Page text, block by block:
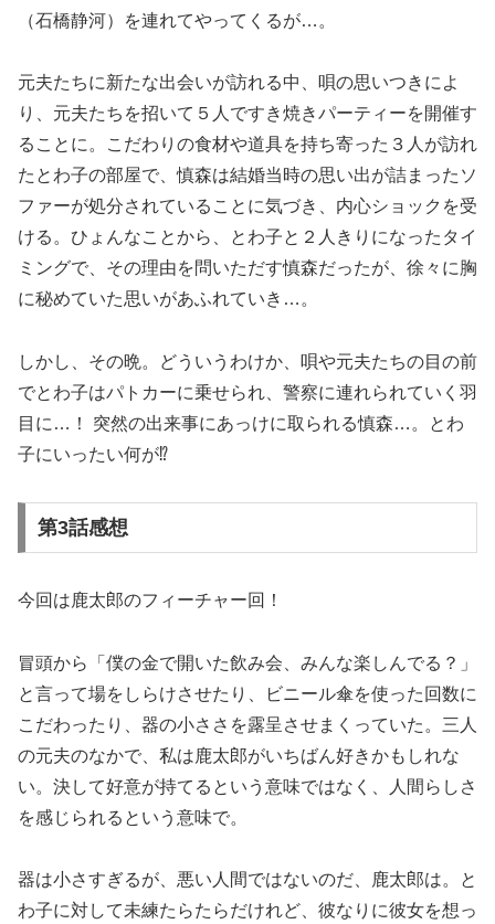
（石橋静河）を連れてやってくるが…。
元夫たちに新たな出会いが訪れる中、唄の思いつきによ
り、元夫たちを招いて５人ですき焼きパーティーを開催す
ることに。こだわりの食材や道具を持ち寄った３人が訪れ
たとわ子の部屋で、慎森は結婚当時の思い出が詰まったソ
ファーが処分されていることに気づき、内心ショックを受
ける。ひょんなことから、とわ子と２人きりになったタイ
ミングで、その理由を問いただす慎森だったが、徐々に胸
に秘めていた思いがあふれていき…。
しかし、その晩。どういうわけか、唄や元夫たちの目の前
でとわ子はパトカーに乗せられ、警察に連れられていく羽
目に…！ 突然の出来事にあっけに取られる慎森…。とわ
子にいったい何が⁉
第3話感想
今回は鹿太郎のフィーチャー回！
冒頭から「僕の金で開いた飲み会、みんな楽しんでる？」
と言って場をしらけさせたり、ビニール傘を使った回数に
こだわったり、器の小ささを露呈させまくっていた。三人
の元夫のなかで、私は鹿太郎がいちばん好きかもしれな
い。決して好意が持てるという意味ではなく、人間らしさ
を感じられるという意味で。
器は小さすぎるが、悪い人間ではないのだ、鹿太郎は。と
わ子に対して未練たらたらだけれど、彼なりに彼女を想っ